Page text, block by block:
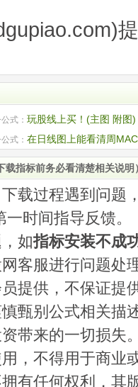
公式： 玩股线上买！(主图 附图
式： 在日线图上能看清周
载指标前务必看清楚相关说明
载过程遇到问题
一时间指导反馈。
如指标安装不成
网客服进行问题处
提供，不保证提
甄别公式相关描
带来的一切损失
，不得用于商业
有任何权利，其